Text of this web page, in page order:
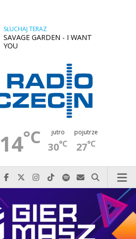
SŁUCHAJ TERAZ
SAVAGE GARDEN - I WANT
YOU
14°C jutro
30°C
pojutrze
27°C
Najlepiej po prostu do nas zadzwoń
Odwiedź nas na Facebook-u
Odwiedź nas na X
Odwiedź nas na Instagram-ie
Odwiedź nas na TikTok-u
Szukaj nas na Spotify
Wyślij do nas
Szukaj